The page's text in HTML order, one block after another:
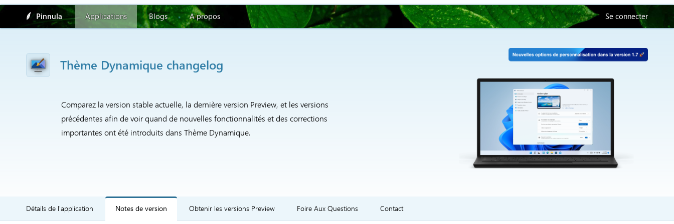
Pinnula Se connecter
Applications Blogs A propos
Thème Dynamique changelog
Comparez la version stable actuelle, la dernière version Preview, et les versions
précédentes afin de voir quand de nouvelles fonctionnalités et des corrections
importantes ont été introduits dans Thème Dynamique.
Détails de l'application Notes de version Obtenir les versions Preview Foire Aux Questions Contact